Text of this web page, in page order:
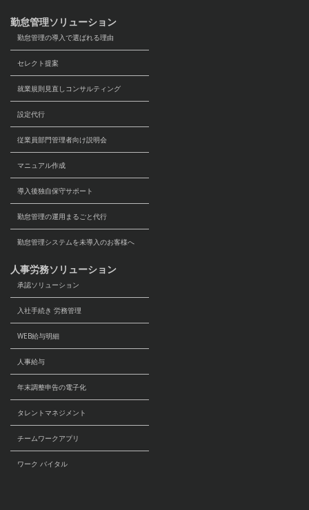
勤怠管理ソリューション
勤怠管理の導入で選ばれる理由
セレクト提案
就業規則見直しコンサルティング
設定代行
従業員部門管理者向け説明会
マニュアル作成
導入後独自保守サポート
勤怠管理の運用まるごと代行
勤怠管理システムを未導入のお客様へ
人事労務ソリューション
承認ソリューション
入社手続き 労務管理
WEB給与明細
人事給与
年末調整申告の電子化
タレントマネジメント
チームワークアプリ
ワーク バイタル